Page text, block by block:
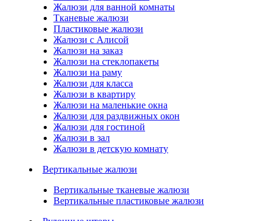
Жалюзи для ванной комнаты
Тканевые жалюзи
Пластиковые жалюзи
Жалюзи с Алисой
Жалюзи на заказ
Жалюзи на стеклопакеты
Жалюзи на раму
Жалюзи для класса
Жалюзи в квартиру
Жалюзи на маленькие окна
Жалюзи для раздвижных окон
Жалюзи для гостиной
Жалюзи в зал
Жалюзи в детскую комнату
Вертикальные жалюзи
Вертикальные тканевые жалюзи
Вертикальные пластиковые жалюзи